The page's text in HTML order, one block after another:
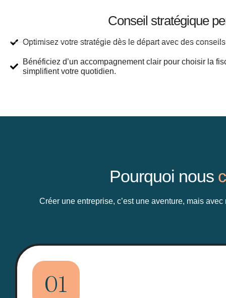
Conseil stratégique
Optimisez votre stratégie dès le départ avec des
Bénéficiez d’un accompagnement clair pour choisir la
simplifient votre quotidien.
Pourquoi nous
Créer une entreprise, c’est une aventure, mais
01